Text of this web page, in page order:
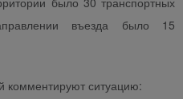
въезда было 15
комментируют ситуацию: